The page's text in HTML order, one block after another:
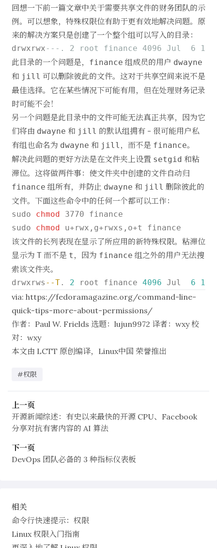
回想一下前一篇文章中关于需要共享文件的财务团队的示
例。可以想象，特殊权限位有助于更有效地解决问题。原
来的解决方案只是创建了一个整个组可以写入的目录：
drwxrwx---. 2 root finance 4096 Jul  6
此目录的一个问题是， finance 组成员的用户 dwayne
和 jill 可以删除彼此的文件。这对于共享空间来说不是
最佳选择。它在某些情况下可能有用，但在处理财务记录
时可能不会！
另一个问题是此目录中的文件可能无法真正共享，因为它
们将由 dwayne 和 jill 的默认组拥有 - 很可能用户私
有组也命名为 dwayne 和 jill ，而不是 finance。
解决此问题的更好方法是在文件夹上设置 setgid 和粘
滞位。这将做两件事：使文件夹中创建的文件自动归
finance 组所有，并防止 dwayne 和 jill 删除彼此的
文件。下面这些命令中的任何一个都可以工作：
sudo chmod 3770 finance
sudo chmod
该文件的长列表现在显示了所应用的新特殊权限。粘滞位
显示为 T 而不是 t ，因为 finance 组之外的用户无法搜
索该文件夹。
drwxrws --T. 2 root finance 4096 Jul 6 15
via: https://fedoramagazine.org/command-line-
quick-tips-more-about-permissions/
作者： Paul W. Frields 选题： lujun9972 译者： wxy校
对： wxy
本文由 LCTT 原创编译， Linux中国 荣誉推出
#权限
上一页
开源新闻综述：有史以来最快的开源 CPU、Facebook
分享对抗有害内容的 AI 算法
下一页
DevOps 团队必备的 3 种指标仪表板
相关
命令行快速提示：权限
Linux 权限入门指南